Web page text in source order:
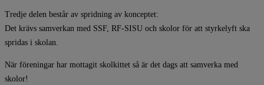
Tredje delen består av spridning av konceptet:
Det krävs samverkan med SSF, RF-SISU och skolor för att styrkelyft ska
spridas i skolan.
När föreningar har mottagit skolkittet så är det dags att samverka med
skolor!